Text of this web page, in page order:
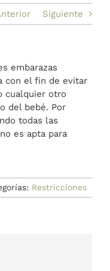
Siguiente
embarazas
con el fin de evitar
cualquier otro
del bebé. Por
todas las
es apta para
Restricciones